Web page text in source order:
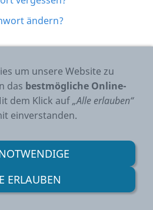
ändern?
|Partner|
Kontakt
© 2026 - Technik-Lux
um unsere Website zu
das bestmögliche Online-
dem Klick auf„Alle erlauben“
einverstanden.
ERLAUBEN